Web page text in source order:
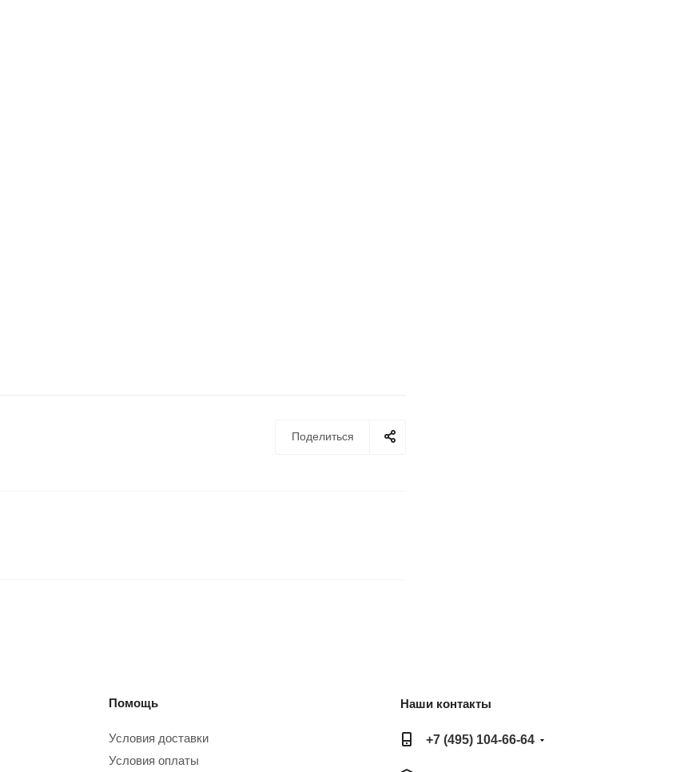
Поделиться
Помощь
Условия доставки
Условия оплаты
Наши контакты
+7 (495) 104-66-64